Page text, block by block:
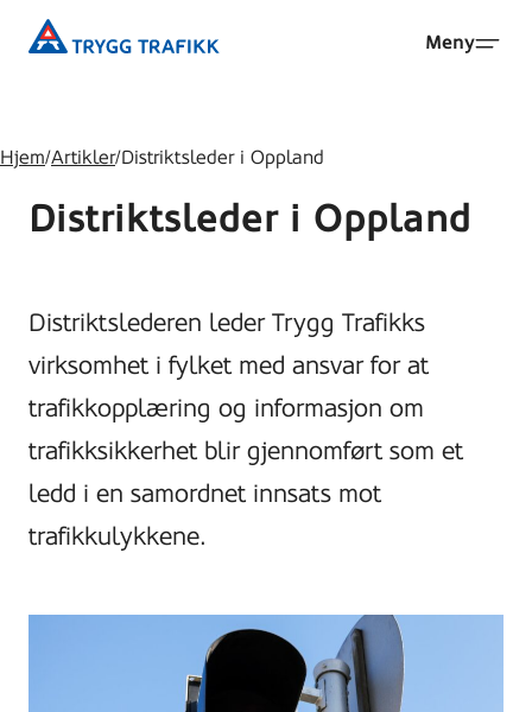
Trygg
Meny
Hjem/Artikler/Distriktsleder i Oppland
Distriktsleder i Oppland
Distriktslederen leder Trygg Trafikks
virksomhet i fylket med ansvar for at
trafikkopplæring og informasjon om
trafikksikkerhet blir gjennomført som et
ledd i en samordnet innsats mot
trafikkulykkene.